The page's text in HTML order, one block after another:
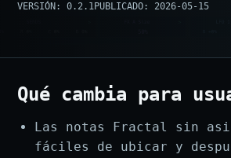
VERSIÓN: 0.2.1PUBLICADO: 2026-05-15
Qué cambia para
Las notas Fractal sin
fáciles de ubicar y